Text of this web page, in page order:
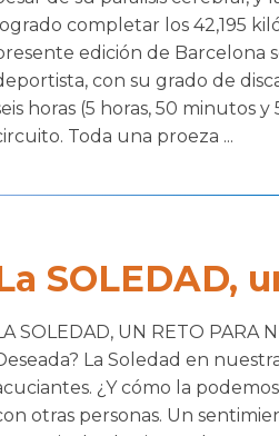
logrado completar los 42,195
edición de Barcelona
con su grado de
horas (5 horas, 50 minutos
Toda una proeza ...
SOLEDAD,
SOLEDAD, UN RETO PARA
La Soledad en
¿Y cómo la
otras personas. Un